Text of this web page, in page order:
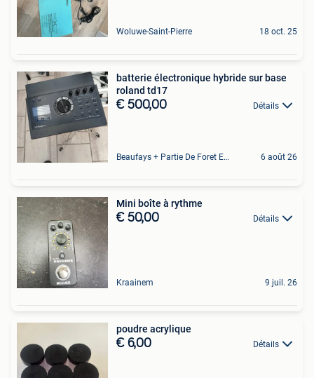
Woluwe-Saint-Pierre 18 oct. 25
batterie électronique hybride sur base
roland td17
€ 500,00 Détails
Beaufays + Partie De Foret Et De Tilff 6 août 26
Mini boîte à rythme
€ 50,00 Détails
Kraainem 9 juil. 26
poudre acrylique
€ 6,00 Détails